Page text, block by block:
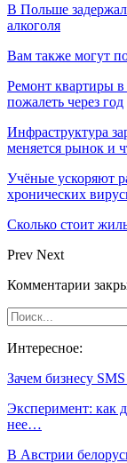
В Польше
алкоголя
Вам также могут
Ремонт квартиры в
пожалеть через год
Инфраструктура
меняется рынок и
Учёные ускоряют
хронических
Сколько стоит
Prev Next
Комментарии
Интересное:
Зачем бизнесу
Эксперимент: как
нее…
В Австрии